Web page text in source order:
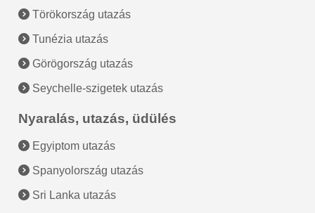
Törökország utazás
Tunézia utazás
Görögország utazás
Seychelle-szigetek utazás
Nyaralás, utazás, üdülés
Egyiptom utazás
Spanyolország utazás
Sri Lanka utazás